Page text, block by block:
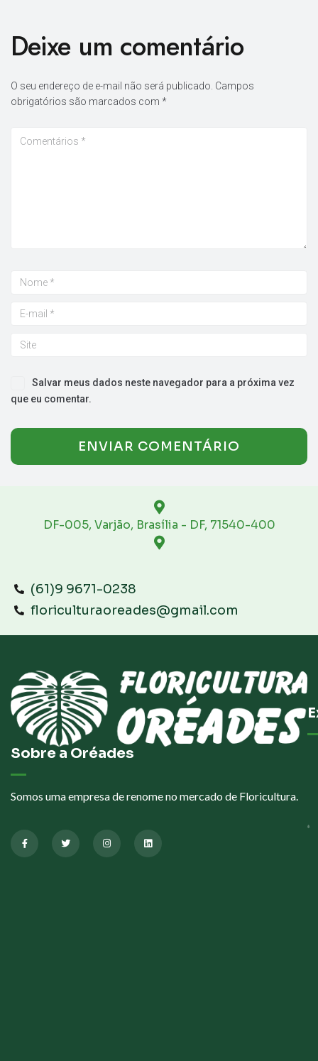
Deixe um comentário
O seu endereço de e-mail não será publicado. Campos
obrigatórios são marcados com *
Salvar meus dados neste navegador para a próxima vez
que eu comentar.
DF-005, Varjão, Brasília - DF, 71540-400
(61)9 9671-0238
floriculturaoreades@gmail.com
Sobre a Oréades
Somos uma empresa de renome no mercado de Floricultura.